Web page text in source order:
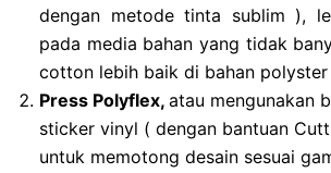
dengan metode tinta sublim ),
pada media bahan yang tidak
cotton lebih baik di bahan polyster
Press Polyflex, atau mengunakan
sticker vinyl ( dengan bantuan
untuk memotong desain sesuai